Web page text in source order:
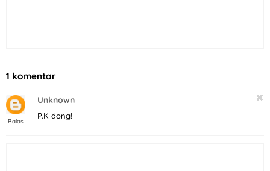
1 komentar
Balas
Unknown
P.K dong!